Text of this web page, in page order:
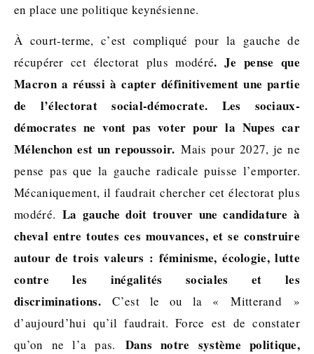
en place une politique keynésienne.
À court-terme, c’est compliqué pour la gauche de
récupérer cet électorat plus modéré. Je pense que
Macron a réussi à capter définitivement une partie
de l’électorat social-démocrate. Les sociaux-
démocrates ne vont pas voter pour la Nupes car
Mélenchon est un repoussoir.Mais pour 2027, je ne
pense pas que la gauche radicale puisse l’emporter.
Mécaniquement, il faudrait chercher cet électorat plus
modéré.La gauche doit trouver une candidature à
cheval entre toutes ces mouvances, et se construire
autour de trois valeurs : féminisme, écologie, lutte
contre les inégalités sociales et les
discriminations.C’est le ou la « Mitterand »
d’aujourd’hui qu’il faudrait. Force est de constater
qu’on ne l’a pas. Dans notre système politique,